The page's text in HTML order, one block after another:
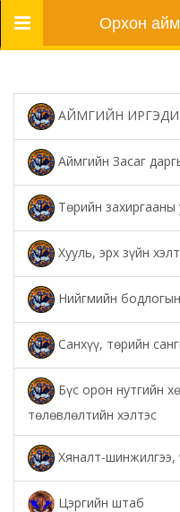
Цэс Орхон
АЙМГИЙН
Аймгийн Засаг
Төрийн захиргааны
Хууль, эрх зүйн
Нийгмийн
Санхүү, төрийн
Бүс орон нутгийн
төлөвлөлтийн хэлтэс
Хяналт-шинжилгээ,
Цэргийн штаб